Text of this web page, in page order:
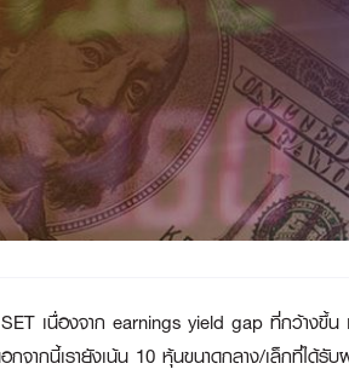
SET เนื่องจาก earnings yield gap ที่กว้างขึ้น
ากนี้เรายังเน้น 10 หุ้นขนาดกลาง/เล็กที่ได้รับ